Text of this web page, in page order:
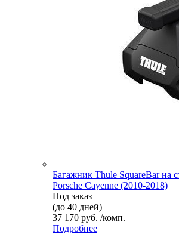
Багажник Thule SquareBar на
Porsche Cayenne (2010-2018)
Под заказ
(до 40 дней)
37 170 руб. /комп.
Подробнее